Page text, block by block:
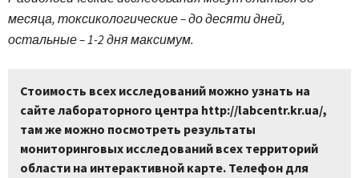
месяца, токсикологические – до десяти дней,
остальные – 1-2 дня максимум.
Стоимость всех исследований можно узнать на
сайте лабораторного центра http://labcentr.kr.ua/,
там же можно посмотреть результаты
мониторинговых исследований всех территорий
области на интерактивной карте. Телефон для